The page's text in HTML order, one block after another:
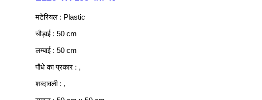
मटेरियल : Plastic
चौड़ाई : 50 cm
लम्बाई : 50 cm
पौधे का प्रकार : ,
शब्दावली : ,